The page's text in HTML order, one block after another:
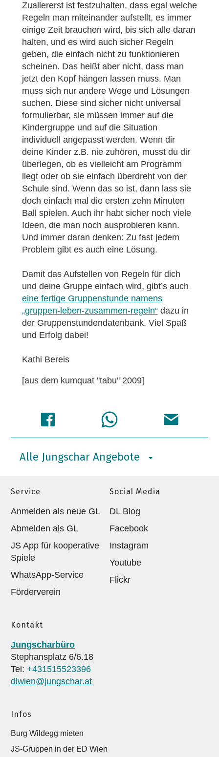
Zuallererst ist festzuhalten, dass egal welche
Regeln man miteinander aufstellt, es immer
einige Zeit brauchen wird, bis sich alle daran
halten, und es wird auch sicher Regeln
geben, die einfach nicht zu funktionieren
scheinen. Das heißt aber nicht, dass man
jetzt den Kopf hängen lassen muss. Man
muss sich nur andere Wege und Lösungen
suchen. Diese sind sicher nicht universal
formulierbar, sie müssen immer auf die
Kindergruppe und auf die Situation
individuell angepasst werden. Wenn dir
deine Kinder z.B. nie zuhören, musst du dir
überlegen, ob es vielleicht am Programm
liegt oder ob sie einfach überdreht von der
Schule sind. Wenn das so ist, dann lass sie
doch einfach mal die ersten zehn Minuten
Ball spielen. Auch ihr habt sicher noch viele
Ideen, die man noch ausprobieren kann.
Und immer daran denken: Zu fast jedem
Problem gibt es auch eine Lösung.
Damit das Aufstellen von Regeln für dich
und deine Gruppe einfach wird, gibt’s auch
eine fertige Gruppenstunde namens
„gruppen-leben-zusammen-regeln“dazu in
der Gruppenstundendatenbank. Viel Spaß
und Erfolg dabei!
Kathi Bereis
[aus dem kumquat "tabu" 2009]
Alle Jungschar Angebote
Service
Anmelden als neue GL
Abmelden als GL
JS App für kooperative
Spiele
WhatsApp-Service
Förderverein
Social Media
DL Blog
Facebook
Instagram
Youtube
Flickr
Kontakt
Jungscharbüro
Stephansplatz 6/6.18
Tel:+431515523396
dlwien@jungschar.at
Infos
Burg Wildegg mieten
JS-Gruppen in der ED Wien